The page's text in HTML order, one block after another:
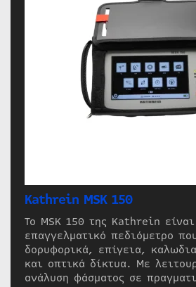
Kathrein MSK 150
Το MSK 150 της Kathrein
επαγγελματικό πεδιόμετρο
δορυφορικά, επίγεια,
και οπτικά δίκτυα. Με
ανάλυση φάσματος σε